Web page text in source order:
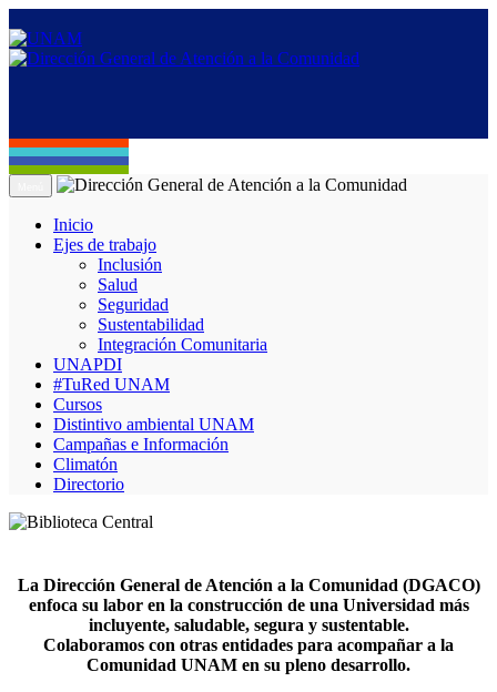
Inicio
Ejes de trabajo
Inclusión
Salud
Seguridad
Sustentabilidad
Integración Comunitaria
UNAPDI
#TuRed UNAM
Cursos
Distintivo ambiental UNAM
Campañas e Información
Climatón
Directorio
La Dirección General de Atención a la Comunidad (DGACO)
enfoca su labor en la construcción de una Universidad más
incluyente, saludable, segura y sustentable.
Colaboramos con otras entidades para acompañar a la
Comunidad UNAM en su pleno desarrollo.